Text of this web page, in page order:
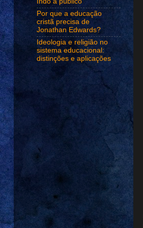
Por que a educação
cristã precisa de
Jonathan Edwards?
Ideologia e religião no
sistema educacional:
distinções e aplicações